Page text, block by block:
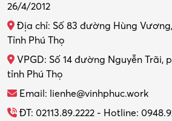
Thiết kế nội thất
Thợ máy – Ô tô – Xe máy
Thực tập
Tổ chức sự kiện – Quà tặng
26/4/2012
Địa chỉ: Số 83 đường Hùng
Tỉnh Phú Thọ
VPGD: Số 14 đường Nguyễn Trãi,
tỉnh Phú Thọ
Email: lienhe@vinhphuc.work
ĐT: 02113.89.2222 - Hotline: